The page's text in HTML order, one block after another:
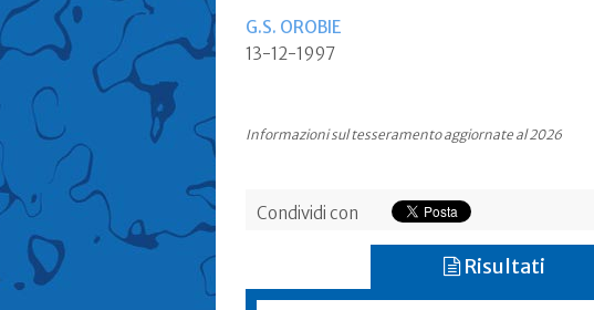
G.S. OROBIE
13-12-1997
Informazioni sul tesseramento aggiornate al 2026
Condividi con
Risultati